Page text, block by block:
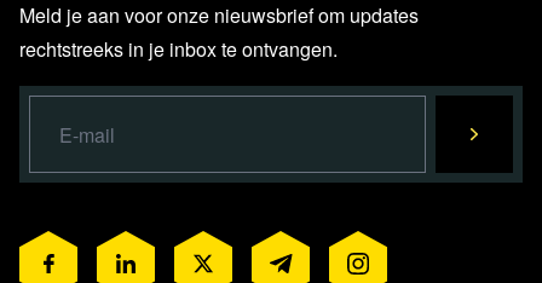
Meld je aan voor onze nieuwsbrief om updates
rechtstreeks in je inbox te ontvangen.